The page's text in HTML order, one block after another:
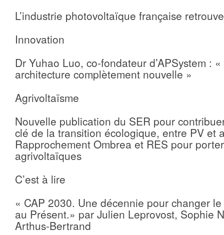
L’industrie photovoltaïque française
Innovation
Dr Yuhao Luo, co-fondateur d’APSystem :
architecture complètement nouvelle »
Agrivoltaïsme
Nouvelle publication du SER pour
clé de la transition écologique, entre PV et
Rapprochement Ombrea et RES pour
agrivoltaïques
C’est à lire
« CAP 2030. Une décennie pour changer
au Présent.» par Julien Leprovost, Sophie
Arthus-Bertrand